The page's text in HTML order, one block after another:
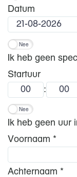
Datum
Nee
Ik heb geen
Startuur
:
Nee
Ik heb geen uur
Voornaam *
Achternaam *